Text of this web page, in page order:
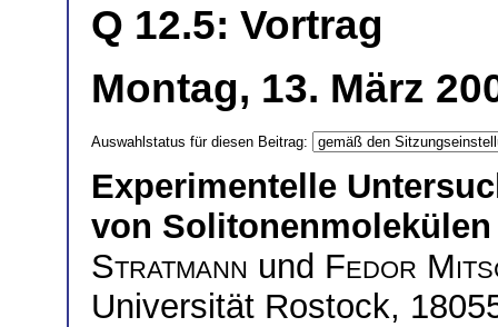
Q 12.5: Vortrag
Montag, 13. März
Auswahlstatus für diesen Beitrag:
Experimentelle
von Solitonenmolekülen
Stratmann und Fedor
Universität Rostock,